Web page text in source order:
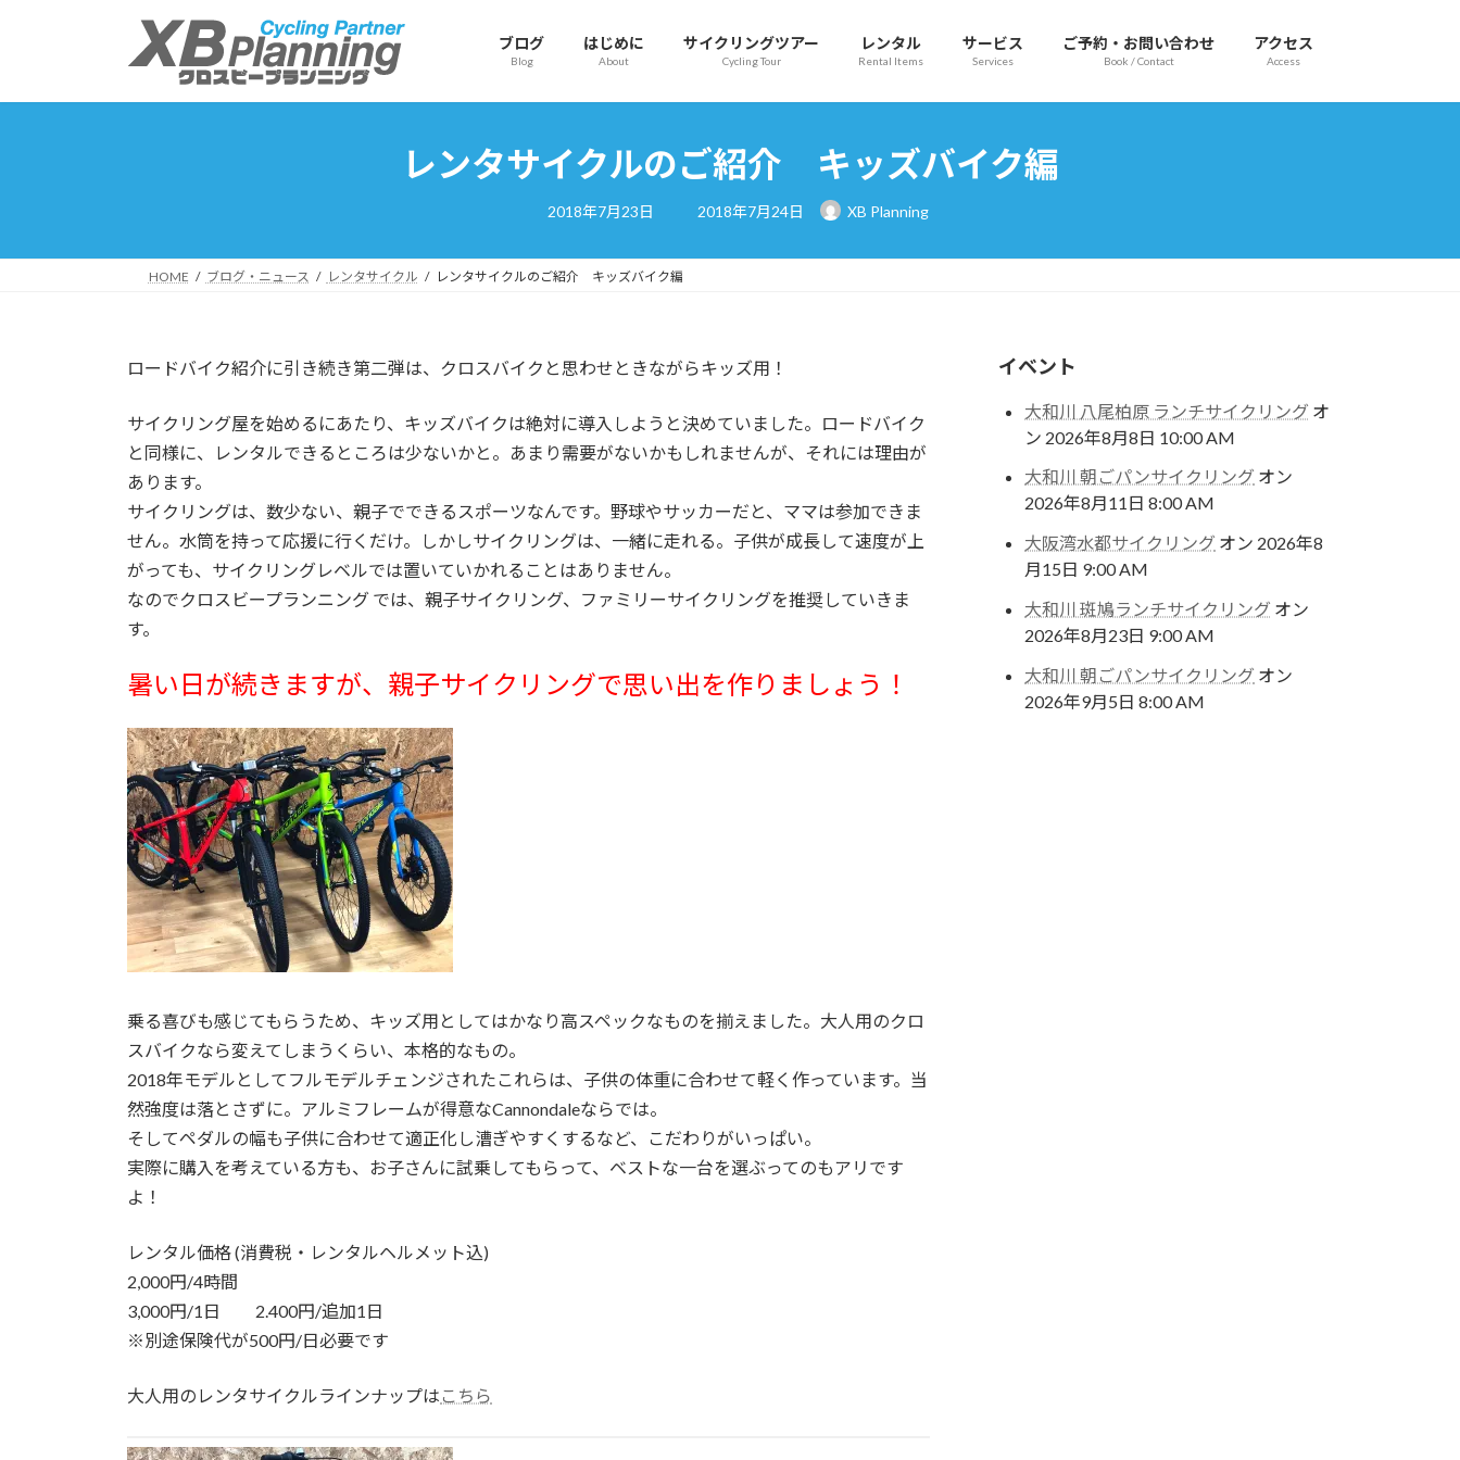
ブログ
Blog
はじめに
About
サイクリングツアー
Cycling Tour
レンタル
Rental Items
サービス
Services
ご予約・お問い合わせ
Book / Contact
アクセス
Access
レンタサイクルのご紹介 キッズバイク編
2018年7月23日
最
終
日
2018年7月24日 XB Planning
HOME ブログ・ニュース レンタサイクル レンタサイクルのご紹介 キッズバイク編
ロードバイク紹介に引き続き第二弾は、クロスバイクと思わせときながらキッズ用！
サイクリング屋を始めるにあたり、キッズバイクは絶対に導入しようと決めていました。ロードバイク
と同様に、レンタルできるところは少ないかと。あまり需要がないかもしれませんが、それには理由が
あります。
サイクリングは、数少ない、親子でできるスポーツなんです。野球やサッカーだと、ママは参加できま
せん。水筒を持って応援に行くだけ。しかしサイクリングは、一緒に走れる。子供が成長して速度が上
がっても、サイクリングレベルでは置いていかれることはありません。
なのでクロスビープランニング では、親子サイクリング、ファミリーサイクリングを推奨していきま
す。
暑い日が続きますが、親子サイクリングで思い出を作りましょう！
乗る喜びも感じてもらうため、キッズ用としてはかなり高スペックなものを揃えました。大人用のクロ
スバイクなら変えてしまうくらい、本格的なもの。
2018年モデルとしてフルモデルチェンジされたこれらは、子供の体重に合わせて軽く作っています。当
然強度は落とさずに。アルミフレームが得意なCannondaleならでは。
そしてペダルの幅も子供に合わせて適正化し漕ぎやすくするなど、こだわりがいっぱい。
実際に購入を考えている方も、お子さんに試乗してもらって、ベストな一台を選ぶってのもアリです
よ！
レンタル価格 (消費税・レンタルヘルメット込)
2,000円/4時間
3,000円/1日 2.400円/追加1日
※別途保険代が500円/日必要です
大人用のレンタサイクルラインナップは こちら
イベント
大和川 八尾柏原 ランチサイクリング オ
ン 2026年8月8日 10:00 AM
大和川 朝ごパンサイクリング オン
2026年8月11日 8:00 AM
大阪湾水都サイクリング オン 2026年8
月15日 9:00 AM
大和川 斑鳩ランチサイクリング オン
2026年8月23日 9:00 AM
大和川 朝ごパンサイクリング オン
2026年9月5日 8:00 AM